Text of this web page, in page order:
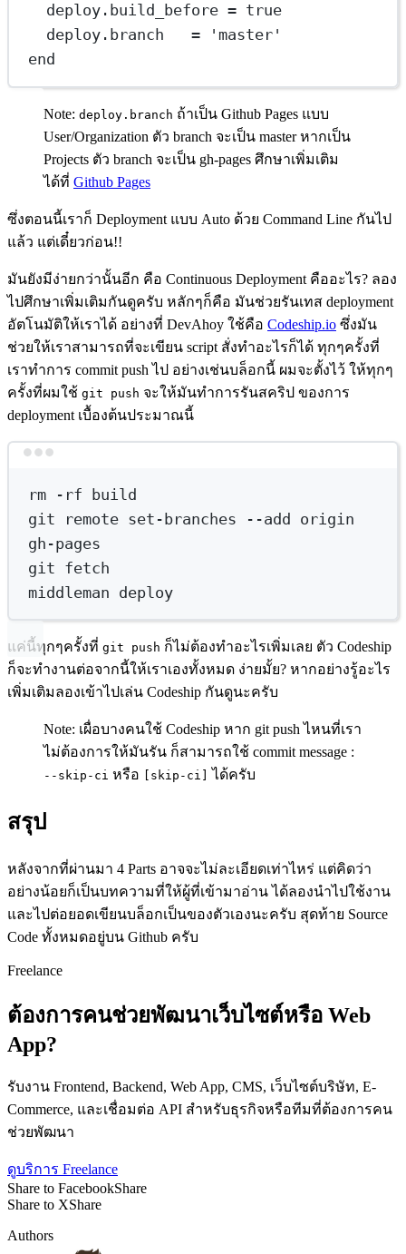
deploy.build_before = true
deploy.branch   = 'master'
end
Note: deploy.branch ถ้าเป็น Github Pages แบบ
User/Organization ตัว branch จะเป็น master หากเป็น
Projects ตัว branch จะเป็น gh-pages ศึกษาเพิ่มเติม
ได้ที่ Github Pages
ซึ่งตอนนี้เราก็ Deployment แบบ Auto ด้วย Command Line กันไป
แล้ว แต่เดี๋ยวก่อน!!
มันยังมีง่ายกว่านั้นอีก คือ Continuous Deployment คืออะไร? ลอง
ไปศึกษาเพิ่มเติมกันดูครับ หลักๆก็คือ มันช่วยรันเทส deployment
อัตโนมัติให้เราได้ อย่างที่ DevAhoy ใช้คือ Codeship.io ซึ่งมัน
ช่วยให้เราสามารถที่จะเขียน script สั่งทำอะไรก็ได้ ทุกๆครั้งที่
เราทำการ commit push ไป อย่างเช่นบล็อกนี้ ผมจะตั้งไว้ ให้ทุกๆ
ครั้งที่ผมใช้ git push จะให้มันทำการรันสคริป ของการ
deployment เบื้องต้นประมาณนี้
rm -rf build
git
remote set-branches --add origin
gh-pages
git fetch
middleman deploy
แค่นี้ทุกๆครั้งที่ git push ก็ไม่ต้องทำอะไรเพิ่มเลย ตัว Codeship
ก็จะทำงานต่อจากนี้ให้เราเองทั้งหมด ง่ายมั้ย? หากอย่างรู้อะไร
เพิ่มเติมลองเข้าไปเล่น Codeship กันดูนะครับ
Note: เผื่อบางคนใช้ Codeship หาก git push ไหนที่เรา
ไม่ต้องการให้มันรัน ก็สามารถใช้ commit message :
--skip-ci หรือ [skip-ci] ได้ครับ
สรุป
หลังจากที่ผ่านมา 4 Parts อาจจะไม่ละเอียดเท่าไหร่ แต่คิดว่า
อย่างน้อยก็เป็นบทความที่ให้ผู้ที่เข้ามาอ่าน ได้ลองนำไปใช้งาน
และไปต่อยอดเขียนบล็อกเป็นของตัวเองนะครับ สุดท้าย Source
Code ทั้งหมดอยู่บน Github ครับ
Freelance
ต้องการคนช่วยพัฒนาเว็บไซต์หรือ Web
App?
รับงาน Frontend, Backend, Web App, CMS, เว็บไซต์บริษัท, E-
Commerce, และเชื่อมต่อ API สำหรับธุรกิจหรือทีมที่ต้องการคน
ช่วยพัฒนา
ดูบริการ Freelance
Share to FacebookShare
Share to XShare
Authors